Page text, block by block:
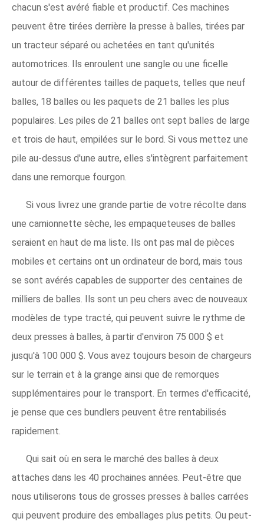
chacun s'est avéré fiable et productif. Ces machines
peuvent être tirées derrière la presse à balles, tirées par
un tracteur séparé ou achetées en tant qu'unités
automotrices. Ils enroulent une sangle ou une ficelle
autour de différentes tailles de paquets, telles que neuf
balles, 18 balles ou les paquets de 21 balles les plus
populaires. Les piles de 21 balles ont sept balles de large
et trois de haut, empilées sur le bord. Si vous mettez une
pile au-dessus d'une autre, elles s'intègrent parfaitement
dans une remorque fourgon.
Si vous livrez une grande partie de votre récolte dans
une camionnette sèche, les empaqueteuses de balles
seraient en haut de ma liste. Ils ont pas mal de pièces
mobiles et certains ont un ordinateur de bord, mais tous
se sont avérés capables de supporter des centaines de
milliers de balles. Ils sont un peu chers avec de nouveaux
modèles de type tracté, qui peuvent suivre le rythme de
deux presses à balles, à partir d'environ 75 000 $ et
jusqu'à 100 000 $. Vous avez toujours besoin de chargeurs
sur le terrain et à la grange ainsi que de remorques
supplémentaires pour le transport. En termes d'efficacité,
je pense que ces bundlers peuvent être rentabilisés
rapidement.
Qui sait où en sera le marché des balles à deux
attaches dans les 40 prochaines années. Peut-être que
nous utiliserons tous de grosses presses à balles carrées
qui peuvent produire des emballages plus petits. Ou peut-